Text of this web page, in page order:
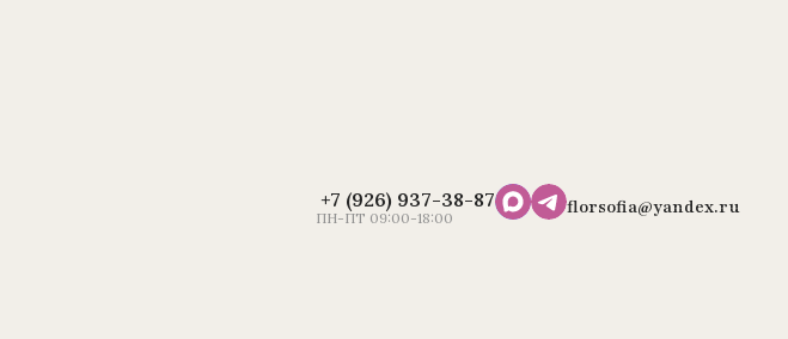
+7 (926) 937-38-87
ПН-ПТ 09:00-18:00 florsofia@yandex.ru